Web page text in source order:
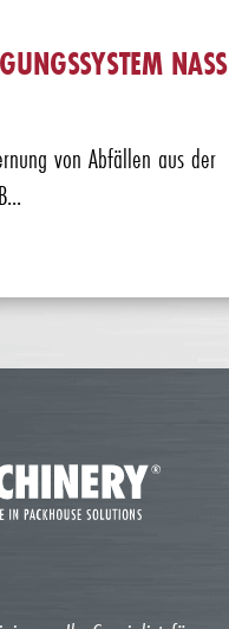
NASS
von Abfällen aus der